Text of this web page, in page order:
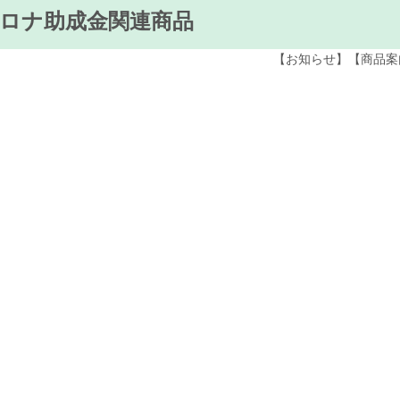
ナ助成金関連商品
【お知らせ】【商品